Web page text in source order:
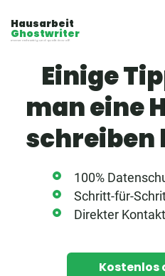
Hausarbeit
Ghostwriter
Immer rechtzeitig und qualitätsvoll!
Einige
man eine
schreiben
100%
Schritt-für-
Direkter
Kostenlos